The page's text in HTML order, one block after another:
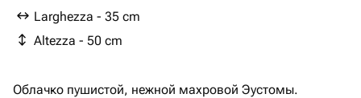
Larghezza - 35 cm
Altezza - 50 cm
Облачко пушистой, нежной махровой Эустомы.